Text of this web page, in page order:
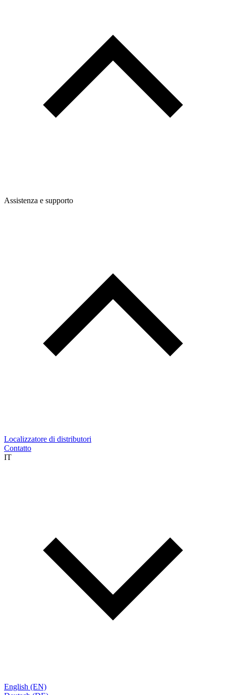
Assistenza e supporto
Localizzatore di distributori
Contatto
IT
English (EN)